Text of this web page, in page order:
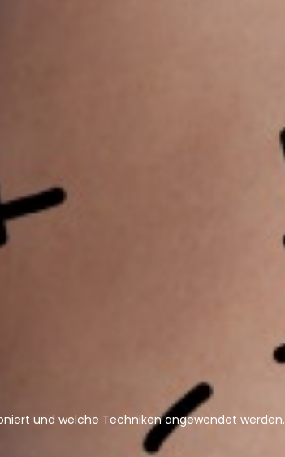
und welche Techniken angewendet werden.